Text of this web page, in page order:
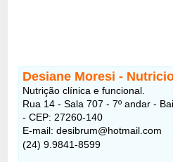
Desiane Moresi -
Nutrição clínica e funcional.
Rua 14 - Sala 707 - 7º andar -
- CEP: 27260-140
E-mail: desibrum@hotmail.com
(24) 9.9841-8599